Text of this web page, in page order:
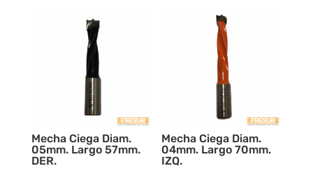
Mecha Ciega Diam.
05mm. Largo 57mm.
DER.
Mecha Ciega Diam.
04mm. Largo 70mm.
IZQ.